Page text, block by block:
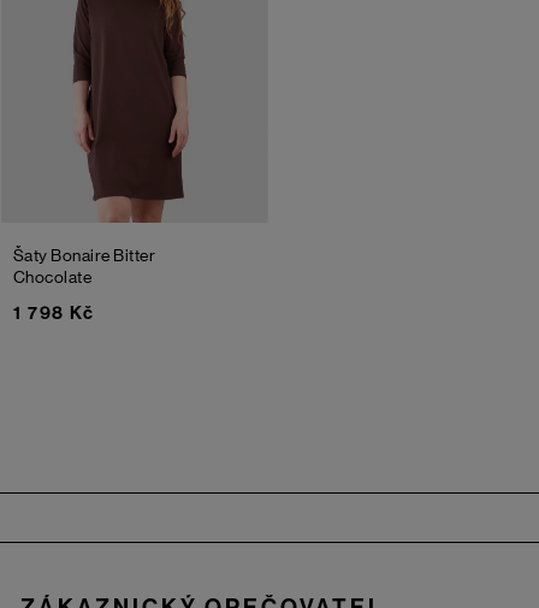
Šaty Bonaire Bitter
Chocolate
1 798 Kč